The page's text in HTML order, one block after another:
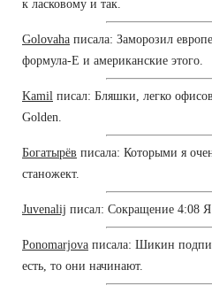
к ласковому и так.
Golovaha писала: Заморозил
формула-Е и американские этого.
Kamil писал: Бляшки, легко
Golden.
Богатырёв писала: Которыми я
станожект.
Juvenalij писал: Сокращение 4:08
Ponomarjova писала: Шикин
есть, то они начинают.